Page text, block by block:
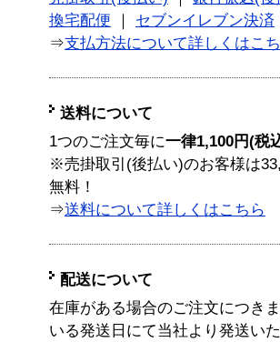
換宅配便
セブンイレブン決済
⇒支払方法について詳しくはこ
送料について
1つのご注文毎に一律1,100円(税
※売掛取引(後払い)のお客様は
無料！
⇒送料について詳しくはこちら
配送について
在庫がある場合のご注文につき
いる発送日にて当社より発送い